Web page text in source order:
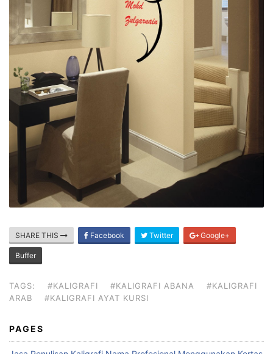
SHARE THIS Facebook Twitter Google+
Buffer
TAGS: #KALIGRAFI #KALIGRAFI ABANA
#KALIGRAFI
ARAB
#KALIGRAFI AYAT KURSI
PAGES